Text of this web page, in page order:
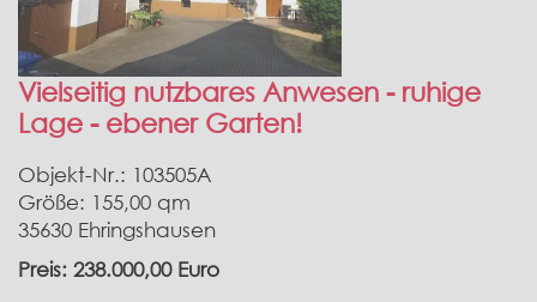
Vielseitig nutzbares Anwesen - ruhige
Lage - ebener Garten!
Objekt-Nr.: 103505A
Größe: 155,00 qm
35630 Ehringshausen
Preis: 238.000,00 Euro